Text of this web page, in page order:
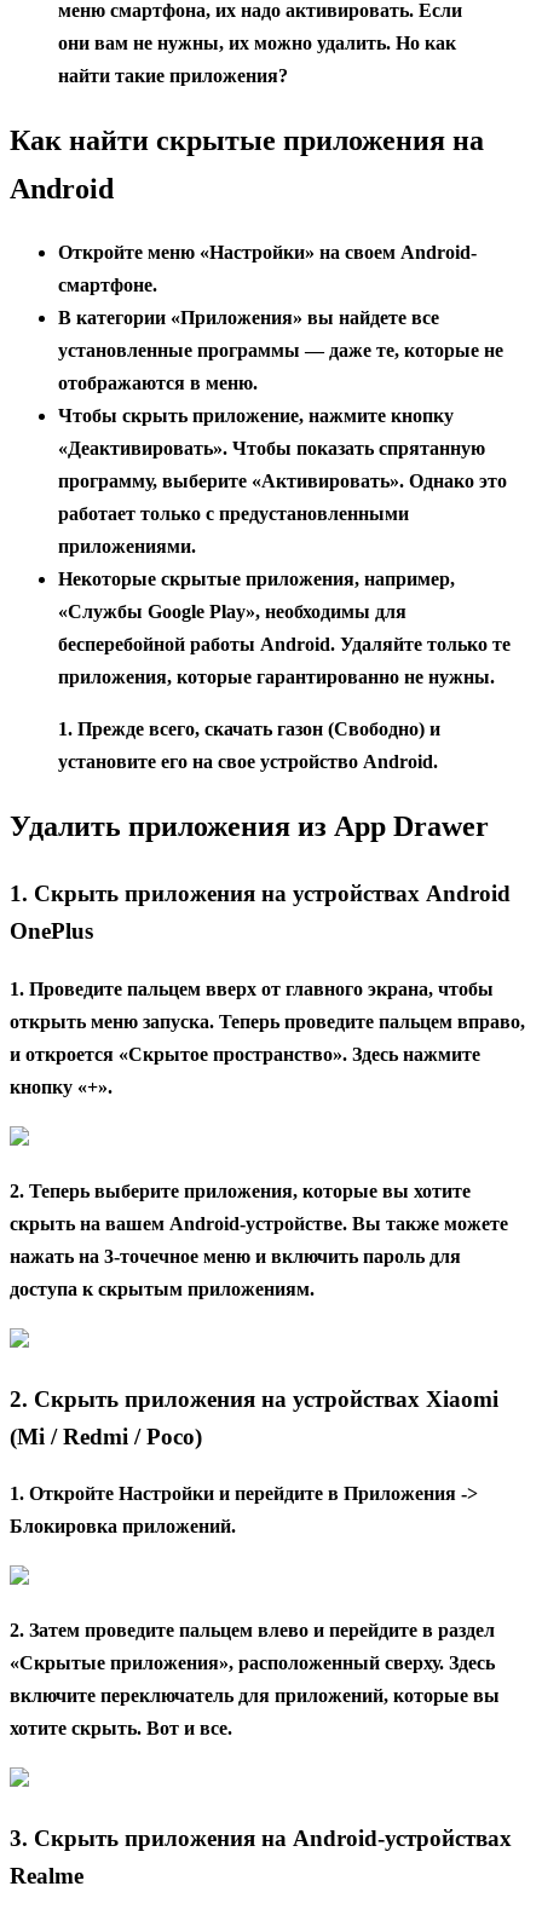
меню смартфона, их надо активировать. Если
они вам не нужны, их можно удалить. Но как
найти такие приложения?
Как найти скрытые приложения на
Android
Откройте меню «Настройки» на своем Android-
смартфоне.
В категории «Приложения» вы найдете все
установленные программы — даже те, которые не
отображаются в меню.
Чтобы скрыть приложение, нажмите кнопку
«Деактивировать». Чтобы показать спрятанную
программу, выберите «Активировать». Однако это
работает только с предустановленными
приложениями.
Некоторые скрытые приложения, например,
«Службы Google Play», необходимы для
бесперебойной работы Android. Удаляйте только те
приложения, которые гарантированно не нужны.
1. Прежде всего, скачать газон (Свободно) и
установите его на свое устройство Android.
Удалить приложения из App Drawer
1. Скрыть приложения на устройствах Android
OnePlus
1. Проведите пальцем вверх от главного экрана, чтобы
открыть меню запуска. Теперь проведите пальцем вправо,
и откроется «Скрытое пространство». Здесь нажмите
кнопку «+».
2. Теперь выберите приложения, которые вы хотите
скрыть на вашем Android-устройстве. Вы также можете
нажать на 3-точечное меню и включить пароль для
доступа к скрытым приложениям.
2. Скрыть приложения на устройствах Xiaomi
(Mi / Redmi / Poco)
1. Откройте Настройки и перейдите в Приложения ->
Блокировка приложений.
2. Затем проведите пальцем влево и перейдите в раздел
«Скрытые приложения», расположенный сверху. Здесь
включите переключатель для приложений, которые вы
хотите скрыть. Вот и все.
3. Скрыть приложения на Android-устройствах
Realme